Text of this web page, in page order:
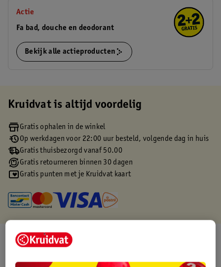
Actie
Fa bad, douche en deodorant
Bekijk alle actieproducten
Kruidvat is altijd voordelig
Gratis ophalen in de winkel
Op werkdagen voor 22:00 uur besteld, volgende dag in huis
Gratis thuisbezorgd vanaf 50.00
Gratis retourneren binnen 30 dagen
Gratis punten met je Kruidvat kaart
Over dit product
Productinformatie